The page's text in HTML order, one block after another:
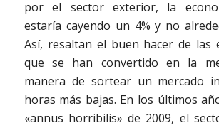
por el sector exterior, la
estaría cayendo un 4% y no
Así, resaltan el buen hacer de las
que se han convertido en la
manera de sortear un mercado
horas más bajas. En los últimos
«annus horribilis» de 2009, el